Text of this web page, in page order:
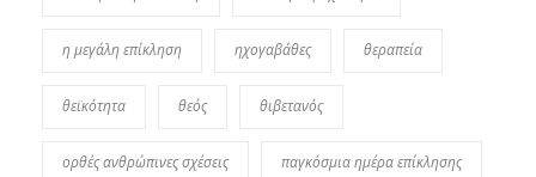
η μεγάλη επίκληση ηχογαβάθες θεραπεία
θεϊκότητα θεός θιβετανός
ορθές ανθρώπινες σχέσεις παγκόσμια ημέρα επίκλησης